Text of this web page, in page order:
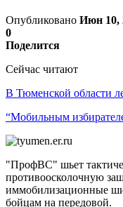
Опубликовано Июн 10,
0
Поделится
Сейчас читают
В Тюменской области
“Мобильным
"ПрофВС" шьет
противоосколочную
иммобилизационные
бойцам на передовой.